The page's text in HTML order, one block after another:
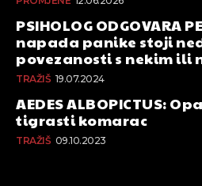
PSIHOLOG ODGOVARA
napada panike stoji
povezanosti s nekim ili
TRAŽIŠ 19.07.2024
AEDES ALBOPICTUS:
tigrasti komarac
TRAŽIŠ 09.10.2023